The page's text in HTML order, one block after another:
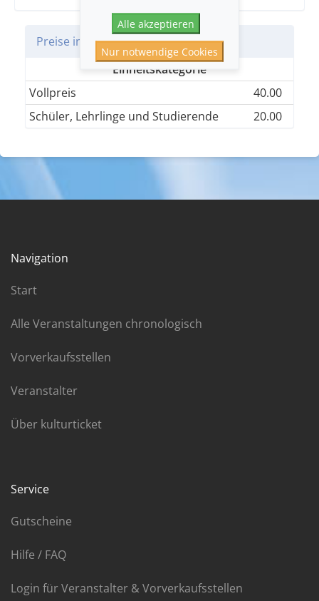
Preise in CHF
Einheitskategorie
Vollpreis
40.00
Schüler, Lehrlinge und Studierende
20.00
Navigation
Start
Alle Veranstaltungen chronologisch
Vorverkaufsstellen
Veranstalter
Über kulturticket
Service
Gutscheine
Hilfe / FAQ
Login für Veranstalter & Vorverkaufsstellen
Alle akzeptieren
Nur notwendige Cookies